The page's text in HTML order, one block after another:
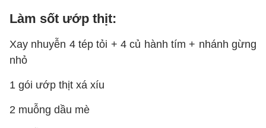
Làm sốt ướp thịt:
Xay nhuyễn 4 tép tỏi + 4 củ hành tím + nhánh gừng
nhỏ
1 gói ướp thịt xá xíu
2 muỗng dầu mè